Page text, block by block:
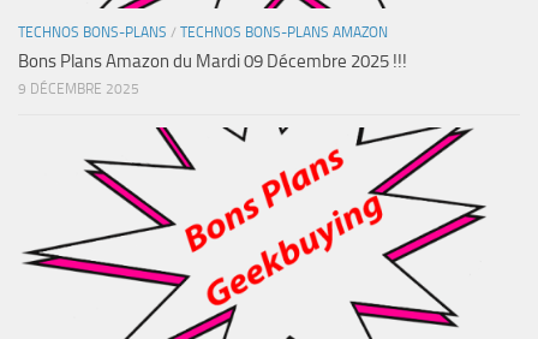
TECHNOS BONS-PLANS / TECHNOS BONS-PLANS AMAZON
Bons Plans Amazon du Mardi 09 Décembre 2025 !!!
9 DÉCEMBRE 2025